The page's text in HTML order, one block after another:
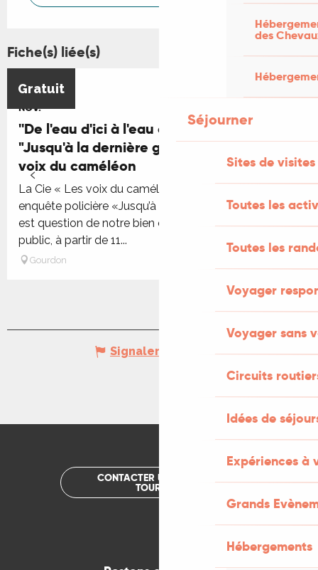
des
Séjourner
Sites de visites
Toutes les
Toutes les
Voyager
Voyager sans
Circuits
Idées de
Expériences à
Grands
Hébergements
Fiche(s) liée(s)
Gratuit
6
NOV.
''De l'eau d'ici à l'eau de là'' : théâtre
"Jusqu'à la dernière goutte" par la Cie Les
voix du caméléon
La Cie « Les voix du caméléon» vous proposera une
enquête policière «Jusqu’à la dernière goutte» où il
est question de notre bien commun : l’eau. Tout
public, à partir de 11...
Gourdon
Signaler une erreur
CONTACTER UN OFFICE DE
TOURISME